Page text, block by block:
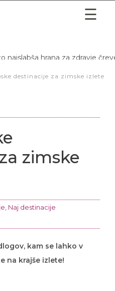
najslabša hrana za zdravje
destinacije za zimske izlete
zimske
Naj destinacije
kam se lahko v
na krajše izlete!